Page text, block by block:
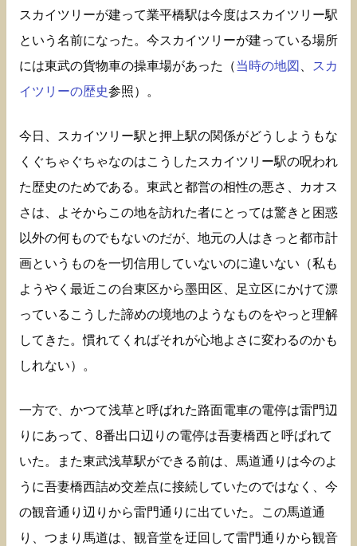
スカイツリーが建って業平橋駅は今度はスカイツリー駅
という名前になった。今スカイツリーが建っている場所
には東武の貨物車の操車場があった（当時の地図
スカ
イツリーの歴史参照）。
今日、スカイツリー駅と押上駅の関係がどうしようもな
くぐちゃぐちゃなのはこうしたスカイツリー駅の呪われ
た歴史のためである。東武と都営の相性の悪さ、カオス
さは、よそからこの地を訪れた者にとっては驚きと困惑
以外の何ものでもないのだが、地元の人はきっと都市計
画というものを一切信用していないのに違いない（私も
ようやく最近この台東区から墨田区、足立区にかけて漂
っているこうした諦めの境地のようなものをやっと理解
してきた。慣れてくればそれが心地よさに変わるのかも
しれない）。
一方で、かつて浅草と呼ばれた路面電車の電停は雷門辺
りにあって、8番出口辺りの電停は吾妻橋西と呼ばれて
いた。また東武浅草駅ができる前は、馬道通りは今のよ
うに吾妻橋西詰め交差点に接続していたのではなく、今
の観音通り辺りから雷門通りに出ていた。この馬道通
り、つまり馬道は、観音堂を迂回して雷門通りから観音